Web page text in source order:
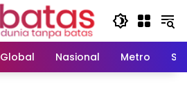
Global Nasional Metro